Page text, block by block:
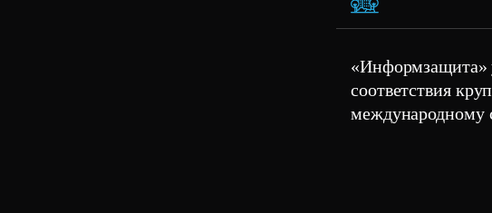
«Информзащита»
соответствия
международному